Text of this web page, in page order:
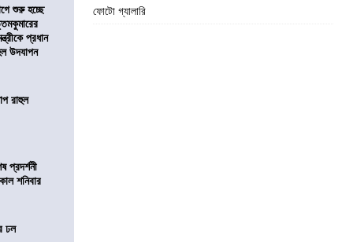
শুরু হচ্ছে
প্রধান
উদযাপন
রাহুল
প্রদর্শনী
শনিবার
ঢল
ফোটো গ্যালারি